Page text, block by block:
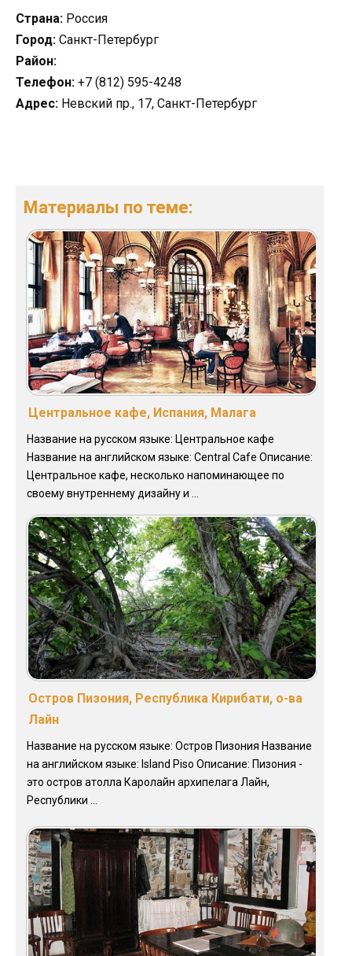
Страна: Россия
Город: Санкт-Петербург
Район:
Телефон: +7 (812) 595-4248
Адрес: Невский пр., 17, Санкт-Петербург
Материалы по теме:
Центральное кафе, Испания, Малага
Название на русском языке: Центральное кафе
Название на английском языке: Central Cafe Описание:
Центральное кафе, несколько напоминающее по
своему внутреннему дизайну и ...
Остров Пизония, Республика Кирибати, о-ва
Лайн
Название на русском языке: Остров Пизония Название
на английском языке: Island Piso Описание: Пизония -
это остров атолла Каролайн архипелага Лайн,
Республики ...